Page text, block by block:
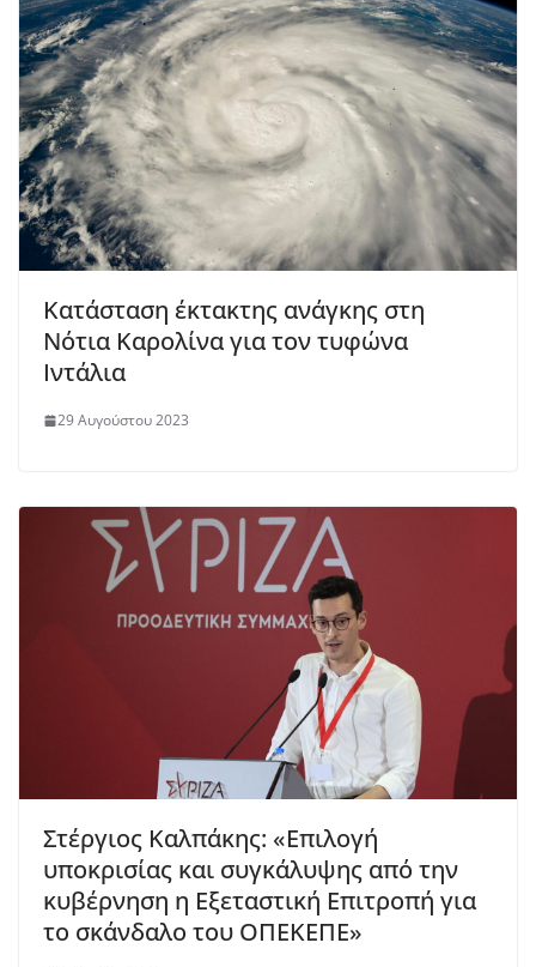
Κατάσταση έκτακτης ανάγκης στη
Νότια Καρολίνα για τον τυφώνα
Ιντάλια
29 Αυγούστου 2023
Στέργιος Καλπάκης: «Επιλογή
υποκρισίας και συγκάλυψης από την
κυβέρνηση η Εξεταστική Επιτροπή για
το σκάνδαλο του ΟΠΕΚΕΠΕ»